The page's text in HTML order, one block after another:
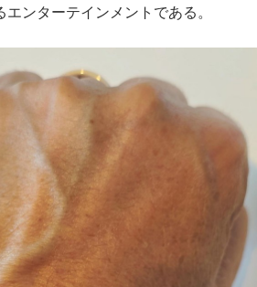
ンターテインメントである。